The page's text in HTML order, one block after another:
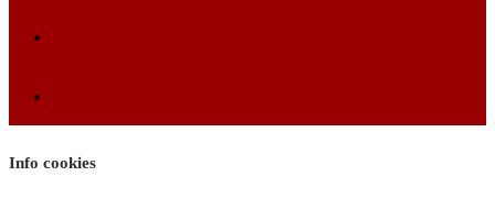
Info cookies